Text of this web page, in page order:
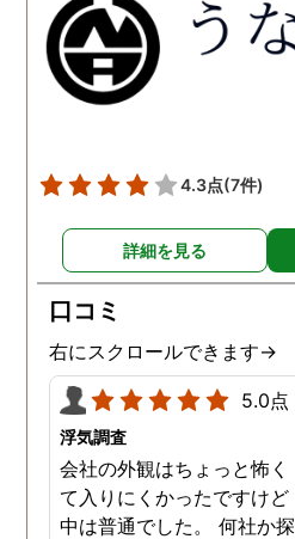
密に連絡をいただきなが
ら、丁寧に対応してくださ
いました。 おかげで、とて
も、不安で日々辛い気持ち
対応して頂いた上に、かな
り迅速に弁護士に関するア
ドバイスを頂き繋いで下さ
った事、本当に感謝してい
ます。
4.3点(7件)
詳細を見る
口コミ
右にスクロールできます→
5.0点
浮気調査
会社の外観はちょっと怖く
て入りにくかったですけど
中は普通でした。 何社か探